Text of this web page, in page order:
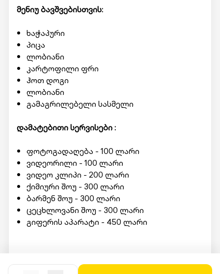
მენიუ ბავშვებისთვის:
ხაჭაპური
პიცა
ლობიანი
კარტოფილი ფრი
ჰოთ დოგი
ლობიანი
გამაგრილებელი სასმელი
დამატებითი სერვისები :
ფოტოგადაღება - 100 ლარი
ვიდეორილი - 100 ლარი
ვიდეო კლიპი - 200 ლარი
ქიმიური შოუ - 300 ლარი
ბარმენ შოუ - 300 ლარი
ცეცხლოვანი შოუ - 300 ლარი
გიფერის აპარატი - 450 ლარი
წარადგინოთ Swooper Code.